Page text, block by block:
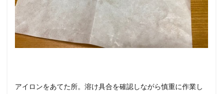
アイロンをあてた所。溶け具合を確認しながら慎重に作業し